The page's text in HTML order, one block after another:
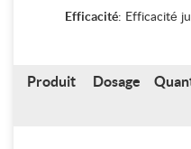
Efficacité: Efficacité
Produit Dosage